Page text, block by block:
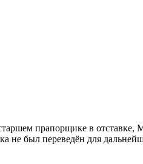
старшем прапорщике в
не был переведён для